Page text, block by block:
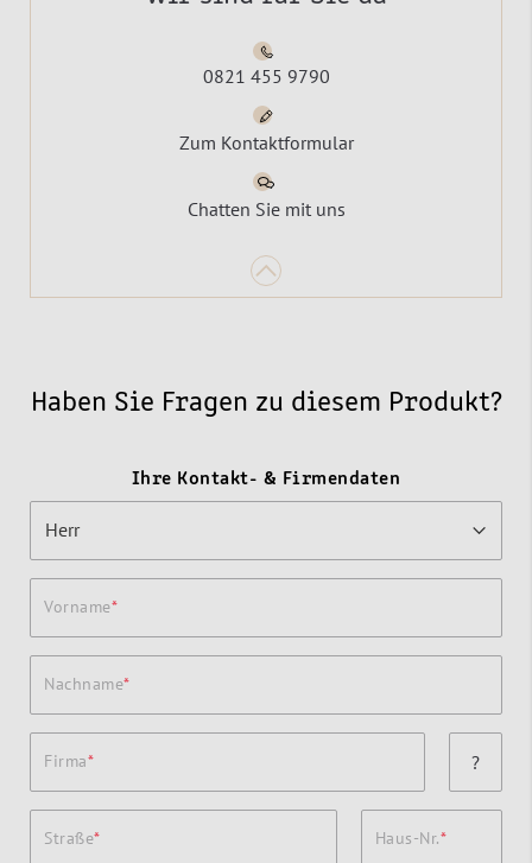
0821 455 9790
Zum Kontaktformular
Chatten Sie mit uns
Haben Sie Fragen zu diesem Produkt?
Ihre Kontakt- & Firmendaten
Vorname
Nachname
Firma ?
Straße Haus-Nr.